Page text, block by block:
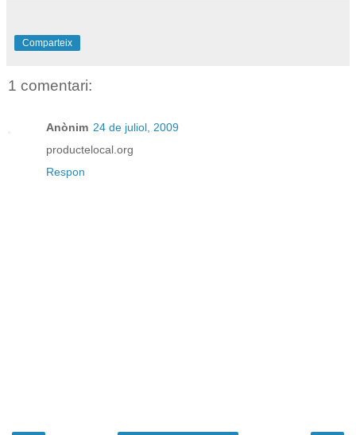
Comparteix
1 comentari:
Anònim 24 de juliol, 2009
productelocal.org
Respon